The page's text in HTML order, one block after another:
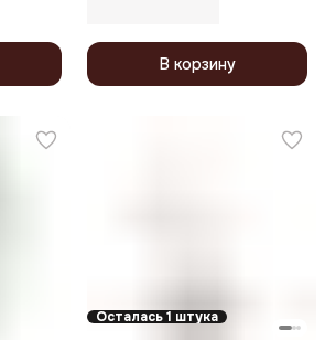
В корзину
Осталась 1 штука